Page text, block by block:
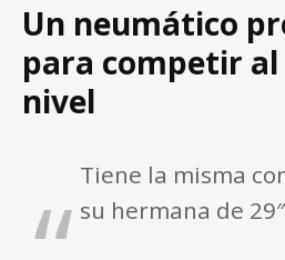
Un neumático
para competir
nivel
Tiene la misma
su hermana de 29″